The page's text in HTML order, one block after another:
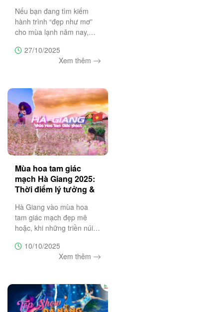
Nếu bạn đang tìm kiếm
hành trình “đẹp như mơ”
cho mùa lạnh năm nay,
Tourist khám phá 10 điểm
đến mùa đông tuyệt vời
ca của thiên
27/10/2025
Xem thêm
Mùa hoa tam giác
mạch Hà Giang 2025:
Thời điểm lý tưởng &
Hà Giang vào mùa hoa
tam giác mạch đẹp mê
hoặc, khi những triền núi
trưng. Đây là thời điểm lý
tưởng cho chuyến du lịch 3
mộng,
10/10/2025
Xem thêm